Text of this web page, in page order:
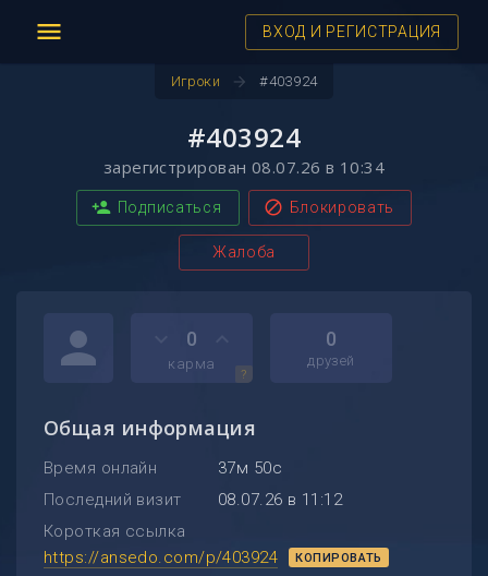
menu ВХОД И РЕГИСТРАЦИЯ
Игроки arrow_forward #403924
#403924
зарегистрирован 08.07.26 в 10:34
person_add Подписаться block Блокировать
Жалоба
person
?
0
карма
0
друзей
Общая информация
Время онлайн
37м 50с
Последний визит
08.07.26 в 11:12
Короткая ссылка
https://ansedo.com/p/403924
КОПИРОВАТЬ